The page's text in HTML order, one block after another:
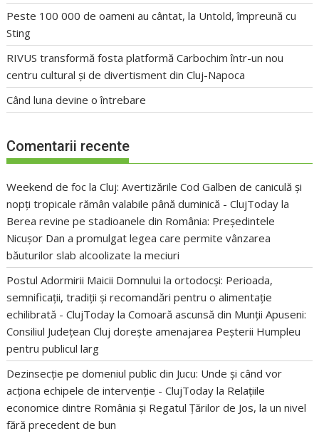
Peste 100 000 de oameni au cântat, la Untold, împreună cu
Sting
RIVUS transformă fosta platformă Carbochim într-un nou
centru cultural și de divertisment din Cluj-Napoca
Când luna devine o întrebare
Comentarii recente
Weekend de foc la Cluj: Avertizările Cod Galben de caniculă și
nopți tropicale rămân valabile până duminică - ClujToday la
Berea revine pe stadioanele din România: Președintele
Nicușor Dan a promulgat legea care permite vânzarea
băuturilor slab alcoolizate la meciuri
Postul Adormirii Maicii Domnului la ortodocși: Perioada,
semnificații, tradiții și recomandări pentru o alimentație
echilibrată - ClujToday laComoară ascunsă din Munții Apuseni:
Consiliul Județean Cluj dorește amenajarea Peșterii Humpleu
pentru publicul larg
Dezinsecție pe domeniul public din Jucu: Unde și când vor
acționa echipele de intervenție - ClujToday la Relațiile
economice dintre România și Regatul Țărilor de Jos, la un nivel
fără precedent de bun